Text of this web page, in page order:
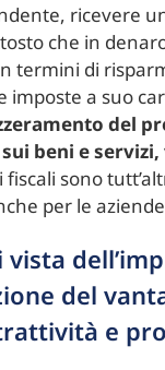
ricevere
che in
termini di
imposte a suo
del
beni e servizi,
sono
per le
del
e